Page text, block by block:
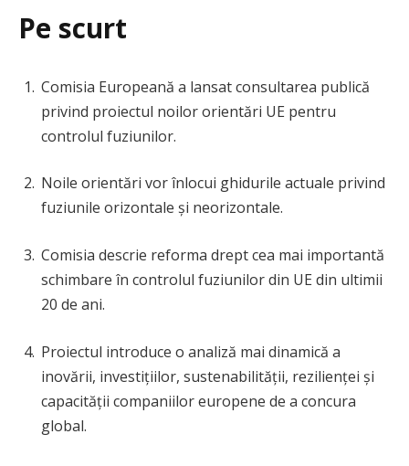
Pe scurt
Comisia Europeană a lansat consultarea publică
privind proiectul noilor orientări UE pentru
controlul fuziunilor.
Noile orientări vor înlocui ghidurile actuale privind
fuziunile orizontale și neorizontale.
Comisia descrie reforma drept cea mai importantă
schimbare în controlul fuziunilor din UE din ultimii
20 de ani.
Proiectul introduce o analiză mai dinamică a
inovării, investițiilor, sustenabilității, rezilienței și
capacității companiilor europene de a concura
global.